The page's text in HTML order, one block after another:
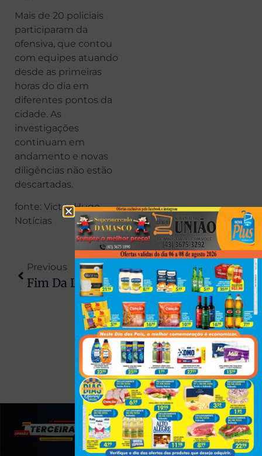
Mais de 20 policiais
participaram da
ofensiva, que contou
com equipes atuando
desde as primeiras
horas do dia em
diferentes pontos da
cidade. As
investigações
continuam em
andamento e novas
diligências não estão
descartadas.
fonte: Victor Hugo
Notícias
Previous
Fim Da Linha Entre Astorga E Maringá Mobiliza Prefeitos E Expõe Risco De Impacto Regional
Next
Queda De Avião Com Milhões Em Dinheiro Termina Em Saque No Paraguai; Piloto Morre E Três Ficam Feridos
(43) 991545950